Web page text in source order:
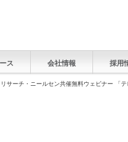
ス 会社情報 採用
サーチ・ニールセン共催無料ウェビナー 「